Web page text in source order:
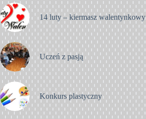
14 luty – kiermasz walentynkowy
Uczeń z pasją
Konkurs plastyczny